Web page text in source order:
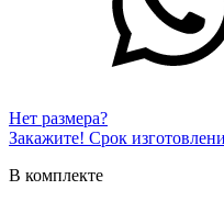
Нет размера?
Закажите! Срок
В комплекте